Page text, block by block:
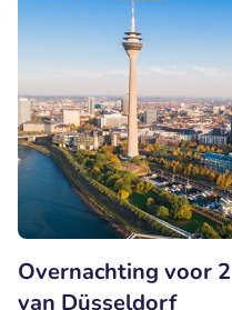
Overnachting voor
van Düsseldorf